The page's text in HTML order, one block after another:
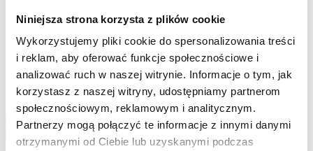
Niniejsza strona korzysta z plików cookie
Wykorzystujemy pliki cookie do spersonalizowania treści
i reklam, aby oferować funkcje społecznościowe i
analizować ruch w naszej witrynie. Informacje o tym, jak
korzystasz z naszej witryny, udostępniamy partnerom
społecznościowym, reklamowym i analitycznym.
Partnerzy mogą połączyć te informacje z innymi danymi
otrzymanymi od Ciebie lub uzyskanymi podczas
przygotowany przez eksportów House of Skills
Pobierz i daj znać, co myślisz
Pobierz i daj znać, co myślisz→
Chcesz z nami pracować?Zapraszamy do kontaktu
Strefa wiedzy